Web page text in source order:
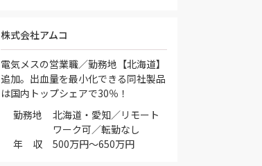
株式会社アムコ
電気メスの営業職／勤務地【北海道】
追加。出血量を最小化できる同社製品
は国内トップシェアで30％！
勤務地
北海道・愛知／リモート
ワーク可／転勤なし
年 収
500万円～650万円